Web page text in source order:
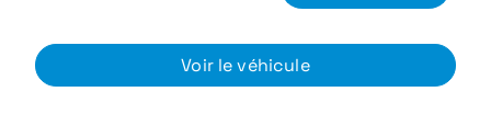
Voir le véhicule